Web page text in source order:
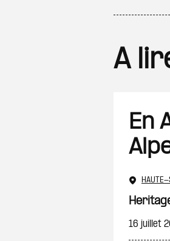
A
En
HAUTE-
16 juillet